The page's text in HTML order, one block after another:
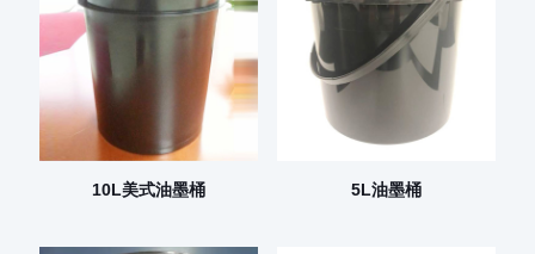
10L美式油墨桶 5L油墨桶